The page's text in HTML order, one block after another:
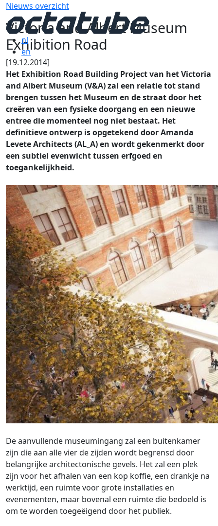
nl
en
Nieuws overzicht
Victoria and Albert Museum
Exhibition Road
[19.12.2014]
Het Exhibition Road Building Project van het Victoria
and Albert Museum (V&A) zal een relatie tot stand
brengen tussen het Museum en de straat door het
creëren van een fysieke doorgang en een nieuwe
entree die momenteel nog niet bestaat. Het
definitieve ontwerp is opgetekend door Amanda
Levete Architects (AL_A) en wordt gekenmerkt door
een subtiel evenwicht tussen erfgoed en
toegankelijkheid.
De aanvullende museumingang zal een buitenkamer
zijn die aan alle vier de zijden wordt begrensd door
belangrijke architectonische gevels. Het zal een plek
zijn voor het afhalen van een kop koffie, een drankje na
werktijd, een ruimte voor grote installaties en
evenementen, maar bovenal een ruimte die bedoeld is
om te worden toegeëigend door het publiek.